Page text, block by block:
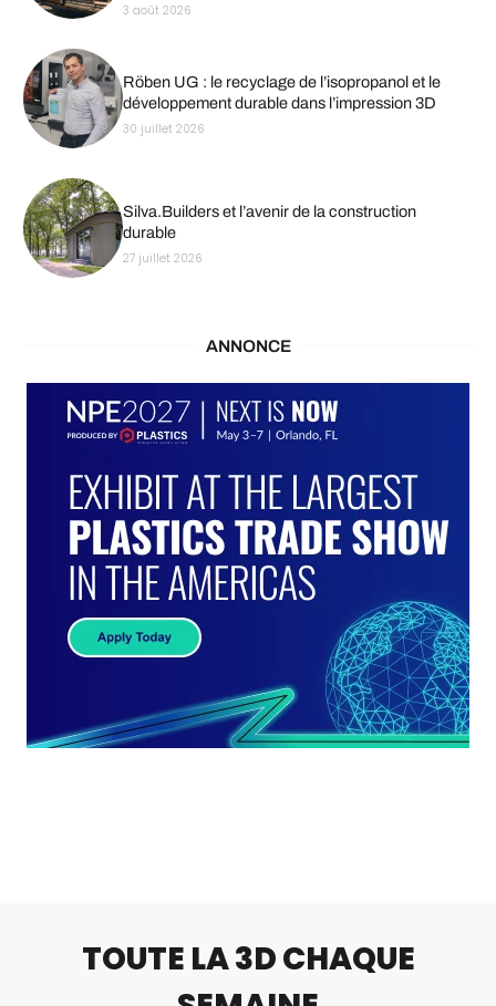
3 août 2026
Röben UG : le recyclage de l’isopropanol et le
développement durable dans l’impression 3D
30 juillet 2026
Silva.Builders et l’avenir de la construction
durable
27 juillet 2026
ANNONCE
TOUTE LA 3D CHAQUE